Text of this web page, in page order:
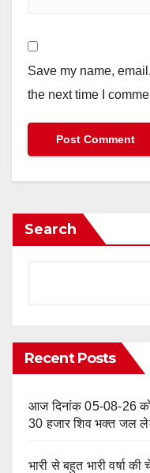
Save my name,
the next time I
Search
Recent Posts
आज दिनांक 05-08-26
30 हजार शिव भक्त जल
भारी से बहुत भारी वर्षा